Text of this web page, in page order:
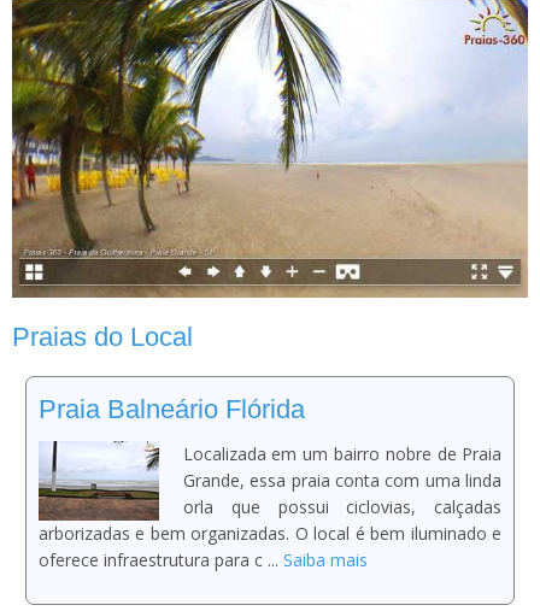
Praias do Local
Praia Balneário Flórida
Localizada em um bairro nobre de Praia
Grande, essa praia conta com uma linda
orla que possui ciclovias, calçadas
arborizadas e bem organizadas. O local é bem iluminado e
oferece infraestrutura para c ... Saiba mais